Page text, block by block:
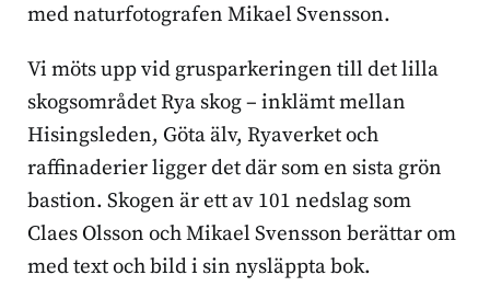
med naturfotografen Mikael Svensson.
Vi möts upp vid grusparkeringen till det lilla
skogsområdet Rya skog – inklämt mellan
Hisingsleden, Göta älv, Ryaverket och
raffinaderier ligger det där som en sista grön
bastion. Skogen är ett av 101 nedslag som
Claes Olsson och Mikael Svensson berättar om
med text och bild i sin nysläppta bok.